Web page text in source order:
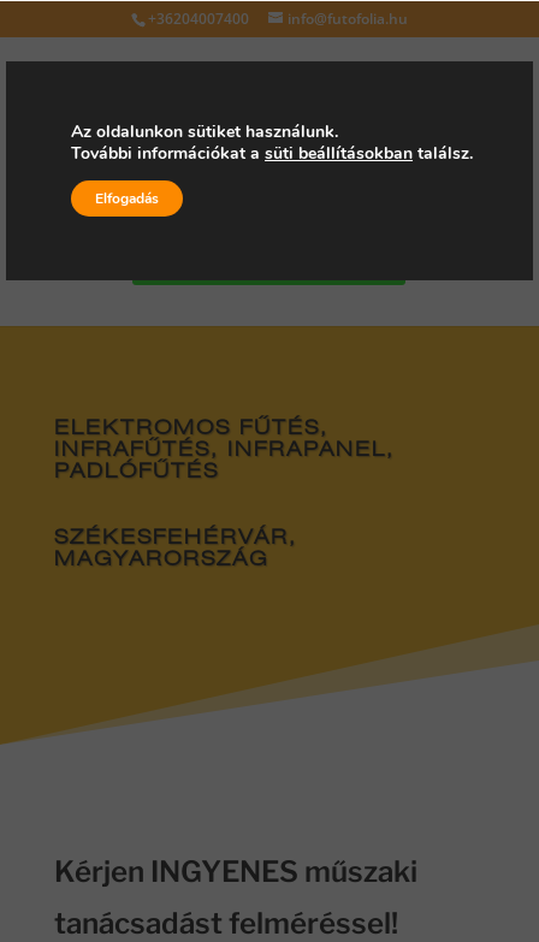
+36204007400 info@futofolia.hu
Válasszon oldalt
ELEKTROMOS FŰTÉS,
INFRAFŰTÉS, INFRAPANEL,
PADLÓFŰTÉS
SZÉKESFEHÉRVÁR,
MAGYARORSZÁG
Kérjen INGYENES műszaki
tanácsadást felméréssel!
Az oldalunkon sütiket használunk.
További információkat a süti beállításokban találsz.
Elfogadás